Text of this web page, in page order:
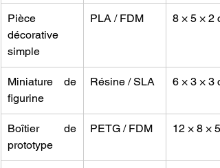
Pièce
décorative
simple
PLA / FDM 8 × 5 × 2
Miniature de
figurine
Résine / SLA 6 × 3 × 3
Boîtier de
prototype
PETG / FDM 12 × 8 × 5